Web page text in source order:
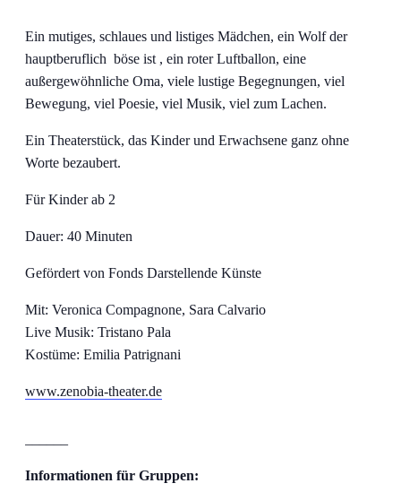
Ein mutiges, schlaues und listiges Mädchen, ein Wolf der
hauptberuflich böse ist , ein roter Luftballon, eine
außergewöhnliche Oma, viele lustige Begegnungen, viel
Bewegung, viel Poesie, viel Musik, viel zum Lachen.
Ein Theaterstück, das Kinder und Erwachsene ganz ohne
Worte bezaubert.
Für Kinder ab 2
Dauer: 40 Minuten
Gefördert von Fonds Darstellende Künste
Mit: Veronica Compagnone, Sara Calvario
Live Musik: Tristano Pala
Kostüme: Emilia Patrignani
www.zenobia-theater.de
Informationen für Gruppen: